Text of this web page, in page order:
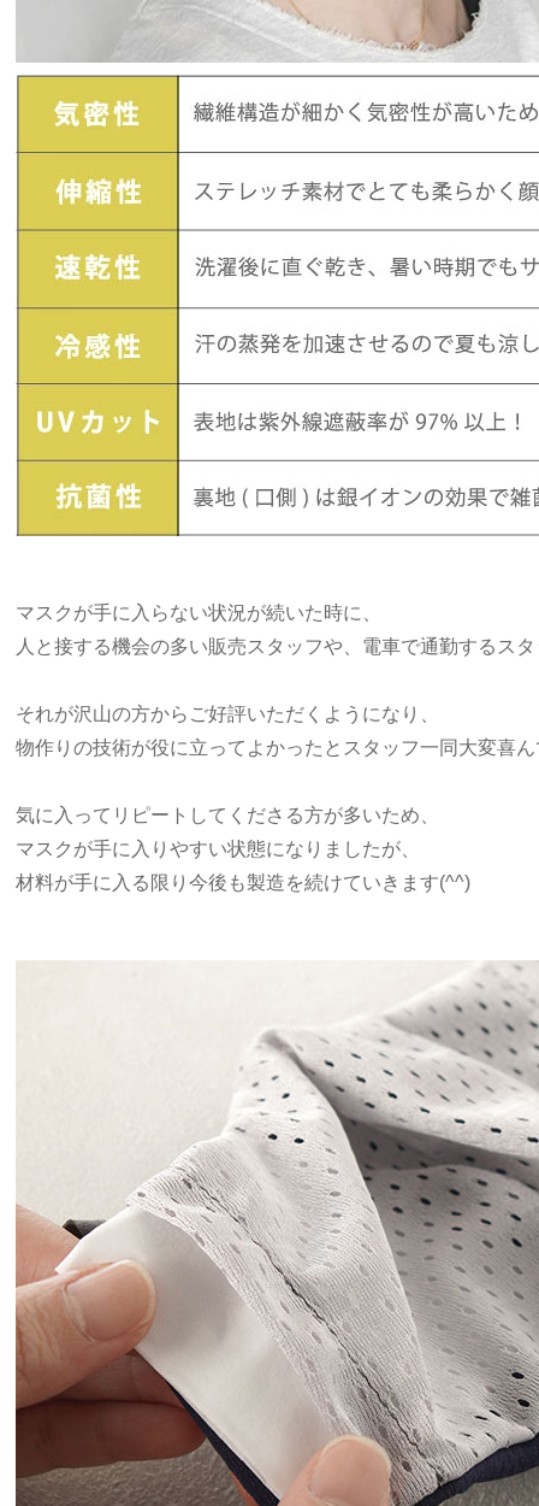
マスクが手に入らない状況が続いた時に、
人と接する機会の多い販売スタッフや、電車で通勤するス
それが沢山の方からご好評いただくようになり、
物作りの技術が役に立ってよかったとスタッフ一同大変喜
気に入ってリピートしてくださる方が多いため、
マスクが手に入りやすい状態になりましたが、
材料が手に入る限り今後も製造を続けていきます(^^)